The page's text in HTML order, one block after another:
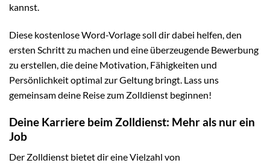
kannst.
Diese kostenlose Word-Vorlage soll dir dabei helfen, den
ersten Schritt zu machen und eine überzeugende Bewerbung
zu erstellen, die deine Motivation, Fähigkeiten und
Persönlichkeit optimal zur Geltung bringt. Lass uns
gemeinsam deine Reise zum Zolldienst beginnen!
Deine Karriere beim Zolldienst: Mehr als nur ein
Job
Der Zolldienst bietet dir eine Vielzahl von